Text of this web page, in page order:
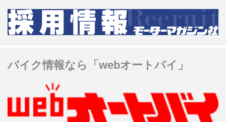
バイク情報なら「webオートバイ」